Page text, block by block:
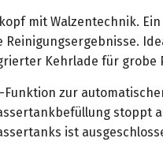
mit Walzentechnik.
Reinigungsergebnisse.
Kehrlade für grobe
Funktion zur
stoppt
ist